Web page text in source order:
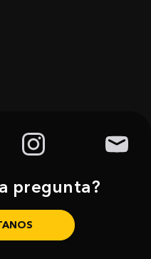
pregunta?